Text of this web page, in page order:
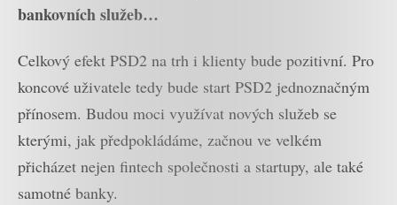
bankovních služeb…
Celkový efekt PSD2 na trh i klienty bude pozitivní. Pro
koncové uživatele tedy bude start PSD2 jednoznačným
přínosem. Budou moci využívat nových služeb se
kterými, jak předpokládáme, začnou ve velkém
přicházet nejen fintech společnosti a startupy, ale také
samotné banky.